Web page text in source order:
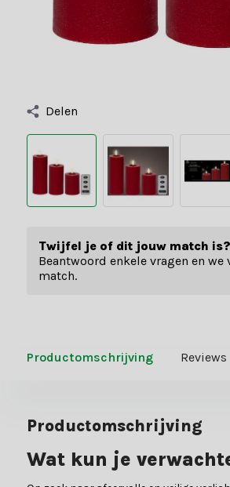
Delen
Twijfel je of dit jouw match is?
Beantwoord enkele vragen en we
match.
Productomschrijving Reviews
Productomschrijving
Wat kun je